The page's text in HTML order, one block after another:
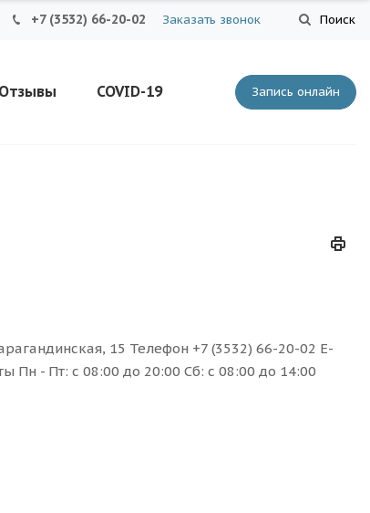
Поиск
+7 (3532) 66-20-02 Заказать звонок
Запись онлайн
Отзывы COVID-19
15 Телефон +7 (3532) 66-20-02 E-
Пн - Пт: с 08:00 до 20:00 Сб: с 08:00 до 14:00